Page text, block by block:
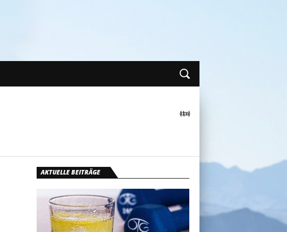
(dpa)
AKTUELLE BEITRÄGE